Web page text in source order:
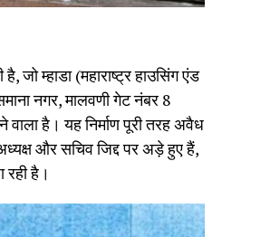
म्हाडा (महाराष्ट्र हाउसिंग एंड
नगर, मालवणी गेट नंबर 8
है। यह निर्माण पूरी तरह अवैध
और सचिव जिद्द पर अड़े हुए हैं,
है।